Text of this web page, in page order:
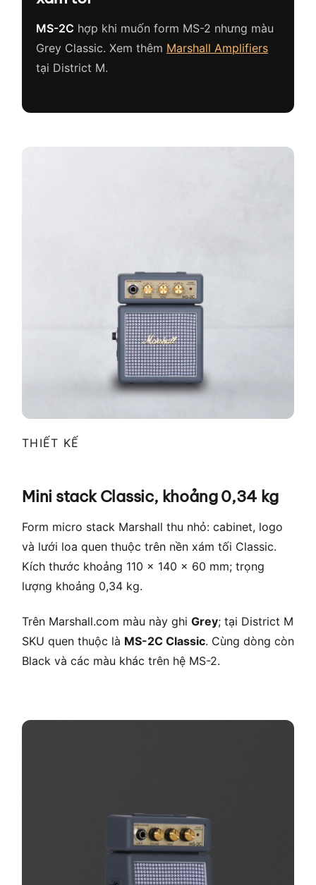
MS-2C hợp khi muốn form MS-2 nhưng màu
Grey Classic. Xem thêm Marshall Amplifiers
tại District M.
THIẾT KẾ
Mini stack Classic, khoảng 0,34 kg
Form micro stack Marshall thu nhỏ: cabinet, logo
và lưới loa quen thuộc trên nền xám tối Classic.
Kích thước khoảng 110 × 140 × 60 mm; trọng
lượng khoảng 0,34 kg.
Trên Marshall.com màu này ghi Grey; tại District M
SKU quen thuộc là MS-2C Classic. Cùng dòng còn
Black và các màu khác trên hệ MS-2.